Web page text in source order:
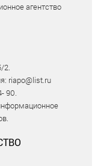
агентство
2.
riapo@list.ru
90.